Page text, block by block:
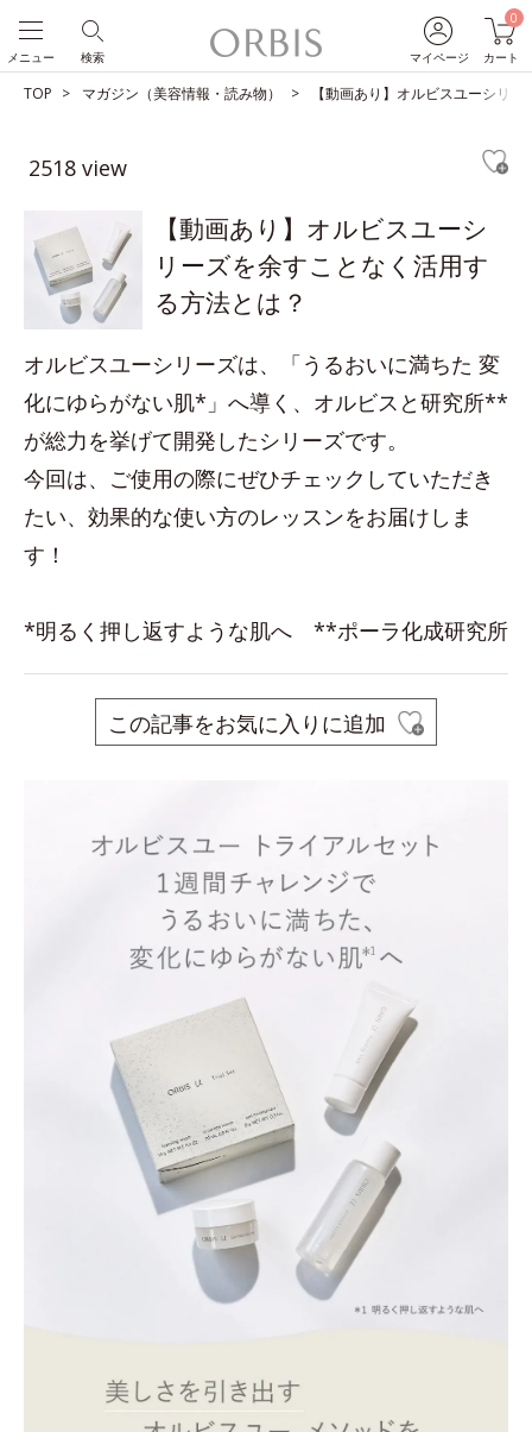
マイページ
0
カート
検索
メニュー
TOP マガジン（美容情報・読み物） 【動画あり】オルビスユーシリ
2518 view
【動画あり】オルビスユーシ
リーズを余すことなく活用す
る方法とは？
オルビスユーシリーズは、「うるおいに満ちた 変
化にゆらがない肌*」へ導く、オルビスと研究所**
が総力を挙げて開発したシリーズです。
今回は、ご使用の際にぜひチェックしていただき
たい、効果的な使い方のレッスンをお届けしま
す！
*明るく押し返すような肌へ **ポーラ化成研究所
この記事をお気に入りに追加